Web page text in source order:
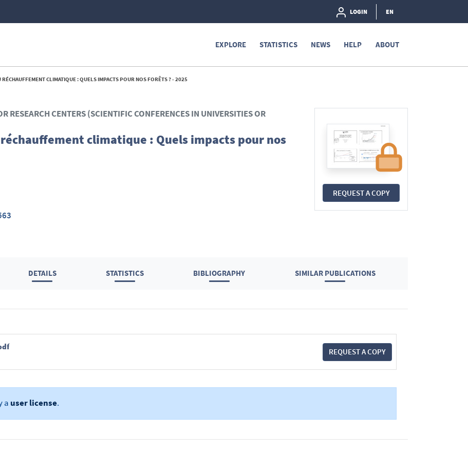
LOGIN EN
EXPLORE STATISTICS NEWS HELP ABOUT
CLIMATIQUE : QUELS IMPACTS POUR NOS FORÊTS ? - 2025
REQUEST A COPY
RESEARCH CENTERS (SCIENTIFIC CONFERENCES IN UNIVERSITIES OR
climatique : Quels impacts pour nos
DETAILS STATISTICS BIBLIOGRAPHY SIMILAR PUBLICATIONS
REQUEST A COPY
a user license.